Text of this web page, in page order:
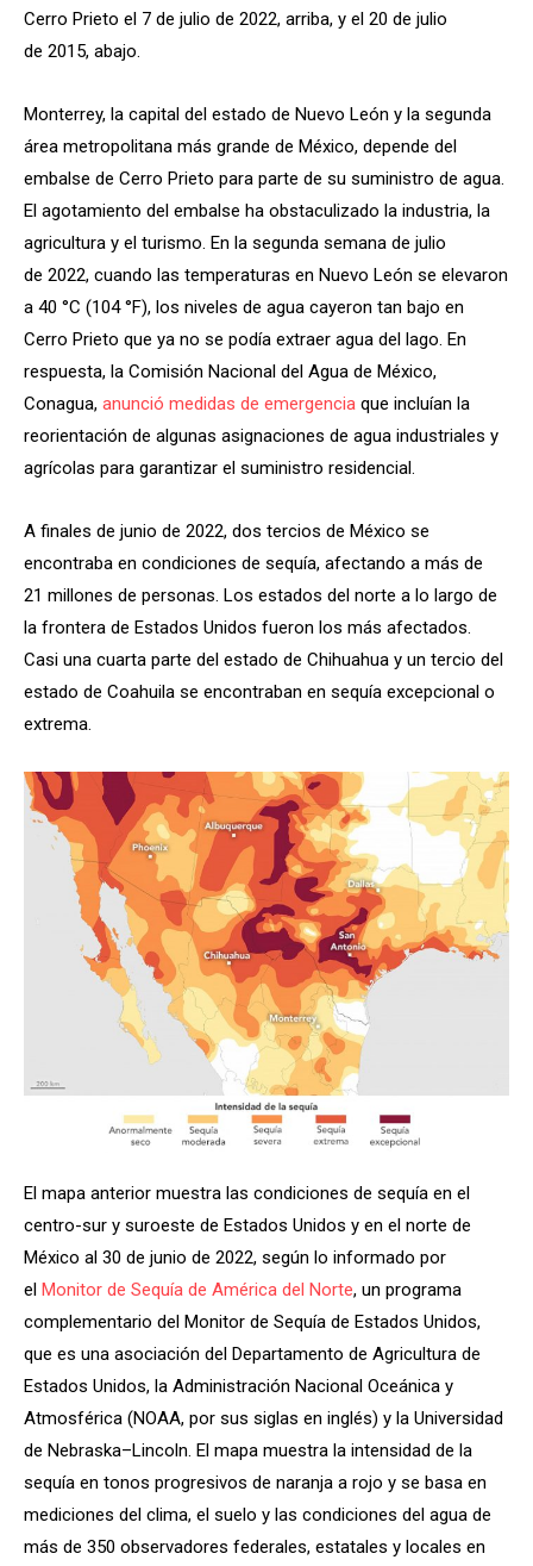
Cerro Prieto el 7 de julio de 2022, arriba, y el 20 de julio
de 2015, abajo.
Monterrey, la capital del estado de Nuevo León y la segunda
área metropolitana más grande de México, depende del
embalse de Cerro Prieto para parte de su suministro de agua.
El agotamiento del embalse ha obstaculizado la industria, la
agricultura y el turismo. En la segunda semana de julio
de 2022, cuando las temperaturas en Nuevo León se elevaron
a 40 °C (104 °F), los niveles de agua cayeron tan bajo en
Cerro Prieto que ya no se podía extraer agua del lago. En
respuesta, la Comisión Nacional del Agua de México,
Conagua, anunció medidas de emergencia que incluían la
reorientación de algunas asignaciones de agua industriales y
agrícolas para garantizar el suministro residencial.
A finales de junio de 2022, dos tercios de México se
encontraba en condiciones de sequía, afectando a más de
21 millones de personas. Los estados del norte a lo largo de
la frontera de Estados Unidos fueron los más afectados.
Casi una cuarta parte del estado de Chihuahua y un tercio del
estado de Coahuila se encontraban en sequía excepcional o
extrema.
El mapa anterior muestra las condiciones de sequía en el
centro-sur y suroeste de Estados Unidos y en el norte de
México al 30 de junio de 2022, según lo informado por
el Monitor de Sequía de América del Norte, un programa
complementario del Monitor de Sequía de Estados Unidos,
que es una asociación del Departamento de Agricultura de
Estados Unidos, la Administración Nacional Oceánica y
Atmosférica (NOAA, por sus siglas en inglés) y la Universidad
de Nebraska–Lincoln. El mapa muestra la intensidad de la
sequía en tonos progresivos de naranja a rojo y se basa en
mediciones del clima, el suelo y las condiciones del agua de
más de 350 observadores federales, estatales y locales en